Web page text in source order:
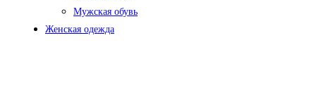
Мужская обувь
Женская одежда